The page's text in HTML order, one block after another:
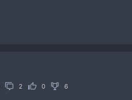
2 0 6